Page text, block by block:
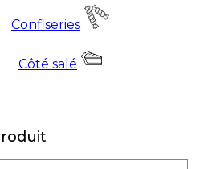
Confiseries
Côté salé